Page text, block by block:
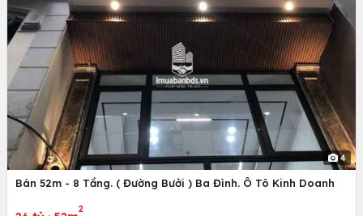
4
Bán 52m - 8 Tầng. ( Đường Bưởi ) Ba Đình. Ô Tô Kinh Doanh
2